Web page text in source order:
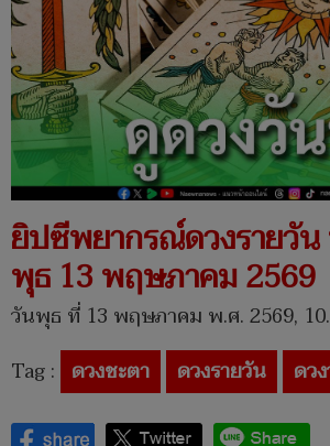
ยิปซีพยากรณ์ดวงรายวัน
พุธ 13 พฤษภาคม 2569
วันพุธ ที่ 13 พฤษภาคม พ.ศ. 2569,
Tag : ดวงชะตา ดวงรายวัน ดว